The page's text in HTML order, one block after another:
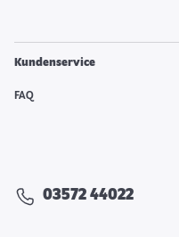
Kundenservice
FAQ
03572 44022